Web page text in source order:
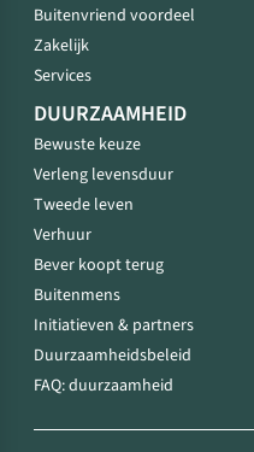
Buitenvriend voordeel
Zakelijk
Services
DUURZAAMHEID
Bewuste keuze
Verleng levensduur
Tweede leven
Verhuur
Bever koopt terug
Buitenmens
Initiatieven & partners
Duurzaamheidsbeleid
FAQ: duurzaamheid